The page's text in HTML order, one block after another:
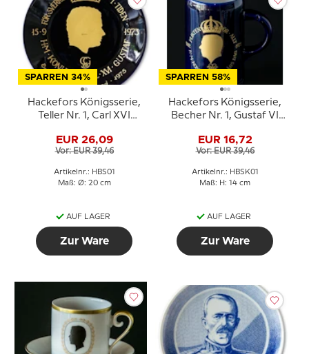
SPARREN 34%
Hackefors Königsserie,
Teller Nr. 1, Carl XVI
Östergötland
EUR 26,09
Vor: EUR 39,46
Artikelnr.: HBS01
Maß: Ø: 20 cm
AUF LAGER
Zur Ware
SPARREN 58%
Hackefors Königsserie,
Becher Nr. 1, Gustaf VI
EUR 16,72
Vor: EUR 39,46
Artikelnr.: HBSK01
Maß: H: 14 cm
AUF LAGER
Zur Ware